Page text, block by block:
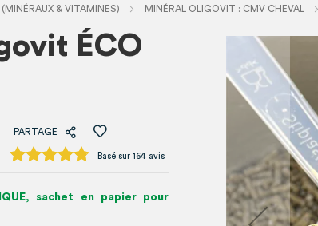
& VITAMINES) MINÉRAL OLIGOVIT : CMV CHEVAL
ÉCO
PARTAGE
Basé sur 164 avis
sachet en papier pour
the
end